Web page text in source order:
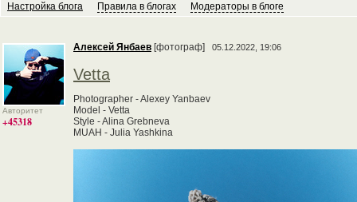
Настройка блога Правила в блогах Модераторы в блоге
Авторитет
+45318
Алексей Янбаев [фотограф] 05.12.2022, 19:06
Vetta
Photographer - Alexey Yanbaev
Model - Vetta
Style - Alina Grebneva
MUAH - Julia Yashkina